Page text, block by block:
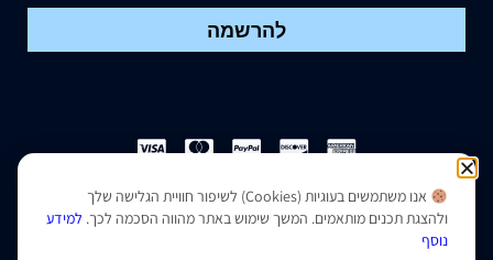
להרשמה
הצהרת נגישות|מדיניות פרטיות
אנו משתמשים בעוגיות (Cookies) לשיפור חוויית הגלישה שלך
ולהצגת תכנים מותאמים. המשך שימוש באתר מהווה הסכמה לכך. למידע
נוסף